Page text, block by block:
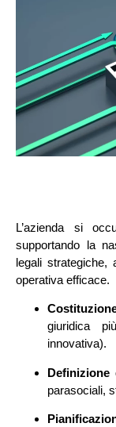
L’azienda si
supportando la
legali strategiche,
operativa efficace.
giuridica
innovativa).
Definizione
parasociali,